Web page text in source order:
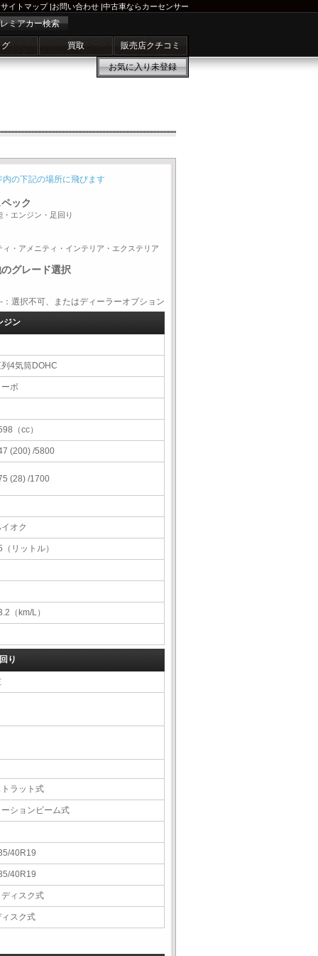
サイトマップ|お問い合わせ |中古車ならカーセンサー
ミアカー検索
買取 販売店クチコミ
お気に入り未登録
内の下記の場所に飛びます
ック
・エンジン・足回り
ィ・アメニティ・インテリア・エクステリア
グレード選択
択不可、またはディーラーオプション
ジン
4気筒DOHC
ボ
（cc）
(200) /5800
(28) /1700
オク
（リットル）
（km/L）
り
ラット式
ションビーム式
40R19
40R19
ィスク式
スク式